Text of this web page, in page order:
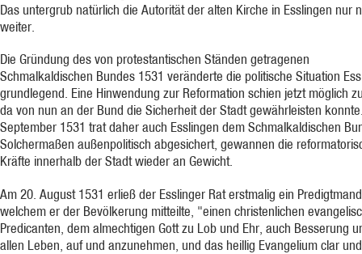
Das untergrub natürlich die Autorität der alten Kirche in Esslingen nur
weiter.
Die Gründung des von protestantischen Ständen getragenen
Schmalkaldischen Bundes 1531 veränderte die politische Situation
grundlegend. Eine Hinwendung zur Reformation schien jetzt möglich
da von nun an der Bund die Sicherheit der Stadt gewährleisten
September 1531 trat daher auch Esslingen dem Schmalkaldischen
Solchermaßen außenpolitisch abgesichert, gewannen die
Kräfte innerhalb der Stadt wieder an Gewicht.
Am 20. August 1531 erließ der Esslinger Rat erstmalig ein
welchem er der Bevölkerung mitteilte, "einen christenlichen
Predicanten, dem almechtigen Gott zu Lob und Ehr, auch Besserung
allen Leben, auf und anzunehmen, und das heillig Evangelium clar